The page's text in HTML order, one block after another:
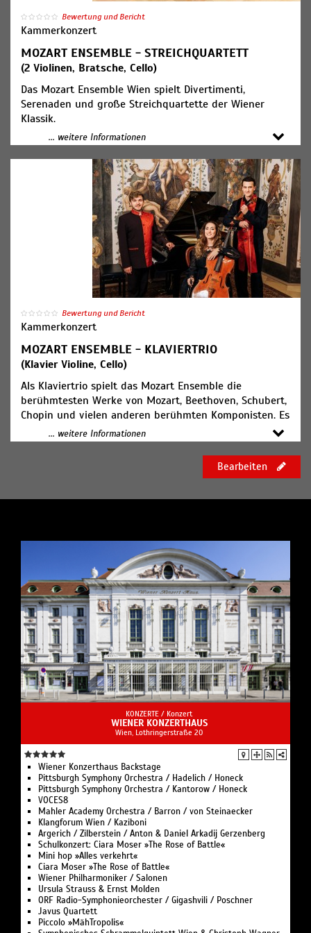
Bewertung und Bericht
Kammerkonzert
MOZART ENSEMBLE - STREICHQUARTETT
(2 Violinen, Bratsche, Cello)
Das Mozart Ensemble Wien spielt Divertimenti,
Serenaden und große Streichquartette der Wiener
Klassik.
Die Konzerte im Mozarthaus wurden 1998 von dem
Geiger Claudio Bentes gegründet. Mit mehr als 200
Auftritten pro Jahr wurde das Mozart Ensemble zum
Fixpunkt der Wiener Musikszene.
jeden Mi, Fr, So um 20:00 Uhr
Sa um 18:00 Uhr
mozarthaus.at/tickets
... weitere Informationen
Bewertung und Bericht
Kammerkonzert
MOZART ENSEMBLE - KLAVIERTRIO
(Klavier Violine, Cello)
Als Klaviertrio spielt das Mozart Ensemble die
berühmtesten Werke von Mozart, Beethoven, Schubert,
Chopin und vielen anderen berühmten Komponisten. Es
werden sowohl Klavierwerke als auch Solostücke für
Violine und Cello, kombiniert mit großartigen
... weitere Informationen
Bearbeiten
KONZERTE / Konzert
WIENER KONZERTHAUS
Wien, Lothringerstraße 20
Wiener Konzerthaus Backstage
Pittsburgh Symphony Orchestra / Hadelich / Honeck
Pittsburgh Symphony Orchestra / Kantorow / Honeck
VOCES8
Mahler Academy Orchestra / Barron / von Steinaecker
Klangforum Wien / Kaziboni
Argerich / Zilberstein / Anton & Daniel Arkadij Gerzenberg
Schulkonzert: Ciara Moser »The Rose of Battle«
Mini hop »Alles verkehrt«
Ciara Moser »The Rose of Battle«
Wiener Philharmoniker / Salonen
Ursula Strauss & Ernst Molden
ORF Radio-Symphonieorchester / Gigashvili / Poschner
Javus Quartett
Piccolo »MähTropolis«